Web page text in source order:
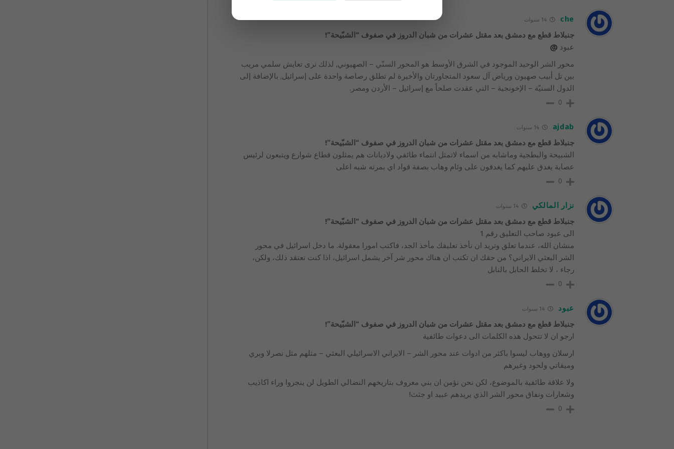
che 14 سنوات
جنبلاط قطع مع دمشق بعد مقتل عشرات من شبان الدروز في صفوف “الشبّيحة”!
عبود @
محور الشر الوحيد الموجود في الشرق الأوسط هو المحور السنّي – الصهيوني, لذلك نرى تعايش سلمي مريب
بين تل أبيب صهيون ورياض آل سعود المتجاورتان والأخيرة لم تطلق رصاصة واحدة على إسرائيل, بالإضافة إلى
الدول السنيّة – الإخونجية – التي عقدت صلحاً مع إسرائيل – الأردن ومصر.
0
ajdab 14 سنوات
جنبلاط قطع مع دمشق بعد مقتل عشرات من شبان الدروز في صفوف “الشبّيحة”!
الشبيحة والبطجية وماشابه من اسماء لاتمثل انتماء طائفي ولاديانات هم يمثلون قطاع شوارع ويتبعون لرئيس
عصابة يغدق عليهم كما يغدقون على وئام وهاب بصفة قواد اي بمرته شبه اعلى
0
نزار المالكي 14 سنوات
جنبلاط قطع مع دمشق بعد مقتل عشرات من شبان الدروز في صفوف “الشبّيحة”!
الى عبود صاحب التعليق رقم 1
منشان الله، عندما تعلق وتريد ان نأخذ تعليقك مأخذ الجد، فاكتب امورا معقولة. ما دخل اسرائيل في محور
الشر البعثي الايراني؟ من حقك ان تكتب ان هناك محور شر آخر يشمل اسرائيل، اذا كنت تعتقد ذلك، ولكن،
رجاء ، لا تخلط الحابل بالنابل
0
عبود 14 سنوات
جنبلاط قطع مع دمشق بعد مقتل عشرات من شبان الدروز في صفوف “الشبّيحة”!
ارجو ان لا تتحول هذه الكلمات الى دعوات طائفية
ارسلان ووهاب ليسوا باكثر من ادوات عند محور الشر – الايراني الاسرائيلي البعثي – مثلهم مثل نصرلا وبري
وميقاتي ولحود وغيرهم
ولا علاقة طائفية بالموضوع، لكن نحن نؤمن ان بني معروف بتاريخهم النضالي الطويل لن ينجروا وراء اكاذيب
وشعارات ونفاق محور الشر الذي يريدهم عبيد او جثث!
0